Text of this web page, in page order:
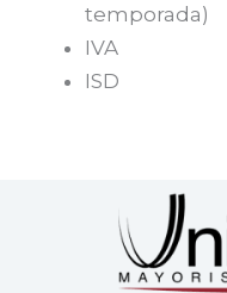
temporada)
IVA
ISD